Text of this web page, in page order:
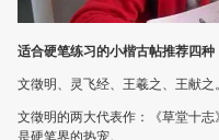
适合硬笔练习的小楷古帖推荐四种
文徵明、灵飞经、王羲之、王献之。
文徵明的两大代表作：《草堂十
是硬笔界的热宠。